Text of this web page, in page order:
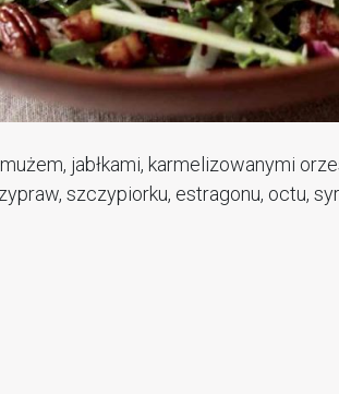
jabłkami, karmelizowanymi
szczypiorku, estragonu, octu,